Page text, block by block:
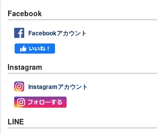
Facebook
Facebookアカウント
Instagram
Instagramアカウント
LINE